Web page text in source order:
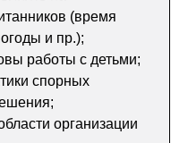
(время
и пр.);
работы с детьми;
спорных
организации